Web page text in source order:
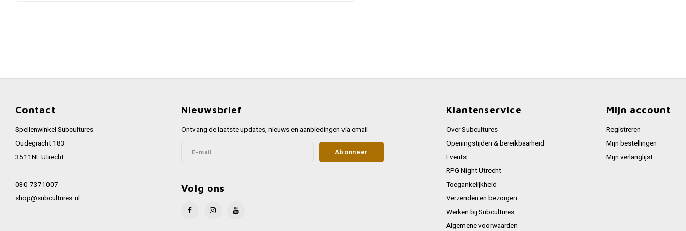
Contact
Spellenwinkel Subcultures
Oudegracht 183
3511NE Utrecht
030-7371007
shop@subcultures.nl
Nieuwsbrief
Ontvang de laatste updates, nieuws en aanbiedingen via email
Abonneer
Volg ons
Klantenservice
Over Subcultures
Openingstijden & bereikbaarheid
Events
RPG Night Utrecht
Toegankelijkheid
Verzenden en bezorgen
Werken bij Subcultures
Algemene voorwaarden
Mijn account
Registreren
Mijn bestellingen
Mijn verlanglijst